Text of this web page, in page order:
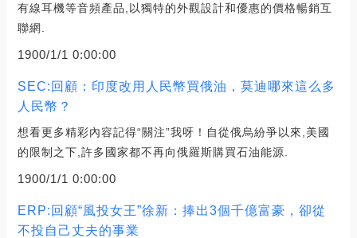
有線耳機等音頻產品,以獨特的外觀設計和優惠的價格暢銷互
聯網.
1900/1/1 0:00:00
SEC:回顧：印度改用人民幣買俄油，莫迪哪來這么多
人民幣？
想看更多精彩內容記得“關注”我呀！自從俄烏紛爭以來,美國
的限制之下,許多國家都不再向俄羅斯購買石油能源.
1900/1/1 0:00:00
ERP:回顧“風投女王”徐新：捧出3個千億富豪，卻從
不投自己丈夫的事業